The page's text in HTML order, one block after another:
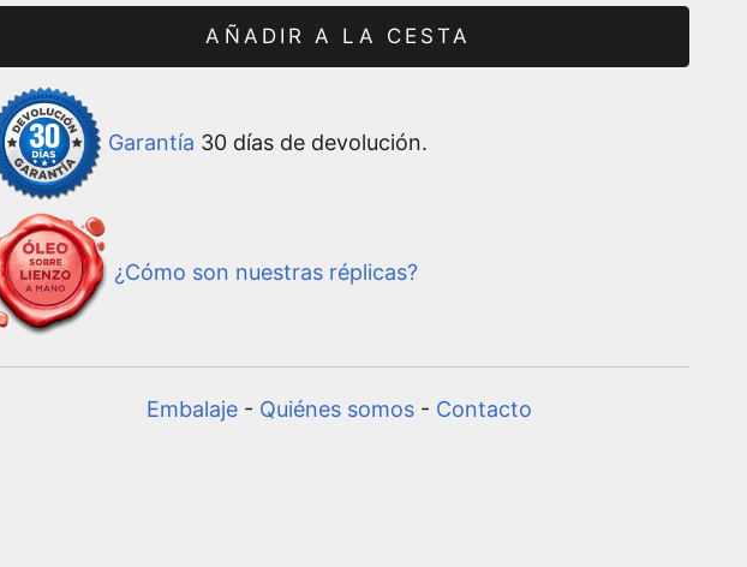
AÑADIR A LA CESTA
Garantía 30 días de devolución.
¿Cómo son nuestras réplicas?
Embalaje- Quiénes somos- Contacto